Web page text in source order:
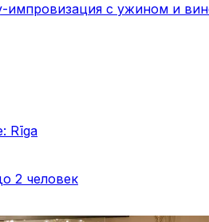
импровизация с ужином и
Rīga
2 человек